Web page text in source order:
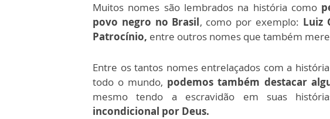
Muitos nomes são lembrados na história como
povo negro no Brasil, como por exemplo: Luiz
Patrocínio, entre outros nomes que também
Entre os tantos nomes entrelaçados com a
todo o mundo, podemos também destacar
mesmo tendo a escravidão em suas
incondicional por Deus.